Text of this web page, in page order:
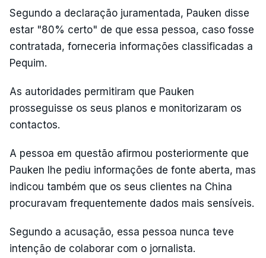
Segundo a declaração juramentada, Pauken disse
estar "80% certo" de que essa pessoa, caso fosse
contratada, forneceria informações classificadas a
Pequim.
As autoridades permitiram que Pauken
prosseguisse os seus planos e monitorizaram os
contactos.
A pessoa em questão afirmou posteriormente que
Pauken lhe pediu informações de fonte aberta, mas
indicou também que os seus clientes na China
procuravam frequentemente dados mais sensíveis.
Segundo a acusação, essa pessoa nunca teve
intenção de colaborar com o jornalista.